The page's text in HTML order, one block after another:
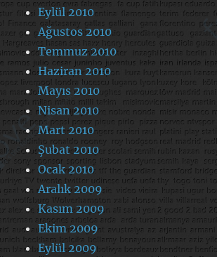
Eylül 2010
Ağustos 2010
Temmuz 2010
Haziran 2010
Mayıs 2010
Nisan 2010
Mart 2010
Şubat 2010
Ocak 2010
Aralık 2009
Kasım 2009
Ekim 2009
Eylül 2009